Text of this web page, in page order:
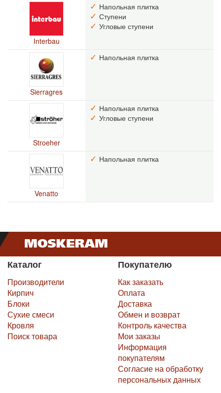
Interbau
Напольная плитка
Ступени
Угловые ступени
Sierragres
Напольная плитка
Stroeher
Напольная плитка
Угловые ступени
Venatto
Напольная плитка
Каталог
Производители
Кирпич
Блоки
Сухие смеси
Кровля
Поиск товара
Покупателю
Как заказать
Оплата
Доставка
Обмен и возврат
Контроль качества
Мои заказы
Информация
покупателям
Согласие на обработку
персональных данных